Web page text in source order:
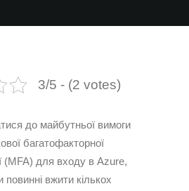
3/5 - (2 votes)
до майбутньої вимоги
багатофакторної
(MFA) для входу в Azure,
повинні вжити кількох